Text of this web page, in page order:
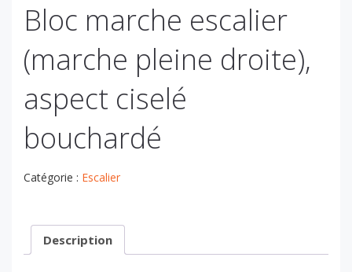
Bloc marche escalier
(marche pleine droite),
aspect ciselé
bouchardé
Catégorie : Escalier
Description